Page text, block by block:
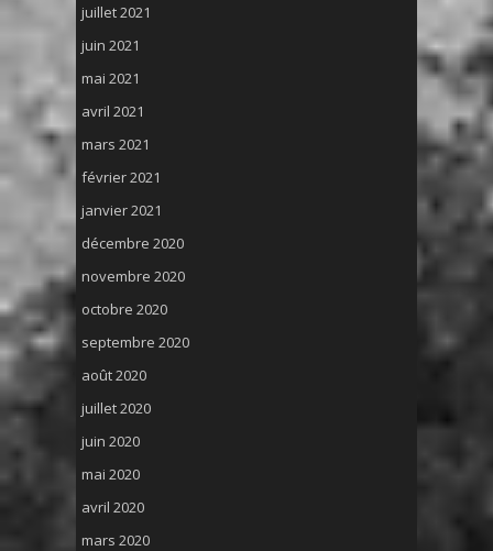
juillet 2021
juin 2021
mai 2021
avril 2021
mars 2021
février 2021
janvier 2021
décembre 2020
novembre 2020
octobre 2020
septembre 2020
août 2020
juillet 2020
juin 2020
mai 2020
avril 2020
mars 2020